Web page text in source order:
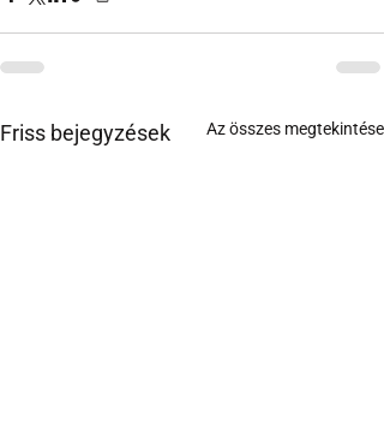
Friss bejegyzések Az összes megtekintése